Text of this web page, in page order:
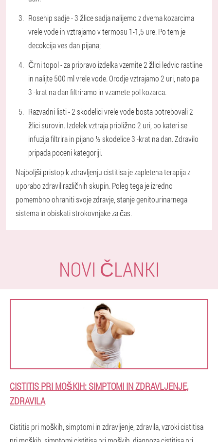
Rosehip sadje - 3 žlice sadja nalijemo z dvema kozarcima
vrele vode in vztrajamo v termosu 1-1,5 ure. Po tem je
decokcija ves dan pijana;
Črni topol - za pripravo izdelka vzemite 2 žlici ledvic rastline
in nalijte 500 ml vrele vode. Orodje vztrajamo 2 uri, nato pa
3 -krat na dan filtriramo in vzamete pol kozarca.
Razvadni listi - 2 skodelici vrele vode bosta potrebovali 2
žlici surovin. Izdelek vztraja približno 2 uri, po kateri se
infuzija filtrira in pijano ½ skodelice 3 -krat na dan. Zdravilo
pripada poceni kategoriji.
Najboljši pristop k zdravljenju cistitisa je zapletena terapija z
uporabo zdravil različnih skupin. Poleg tega je izredno
pomembno ohraniti svoje zdravje, stanje genitourinarnega
sistema in obiskati strokovnjake za čas.
NOVI ČLANKI
CISTITIS PRI MOŠKIH: SIMPTOMI IN ZDRAVLJENJE,
ZDRAVILA
Cistitis pri moških, simptomi in zdravljenje, zdravila, vzroki cistitisa